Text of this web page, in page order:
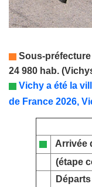
Sous-préfecture
24 980 hab.
Vichy a été la
de France 2026,
Arrivée
(étape